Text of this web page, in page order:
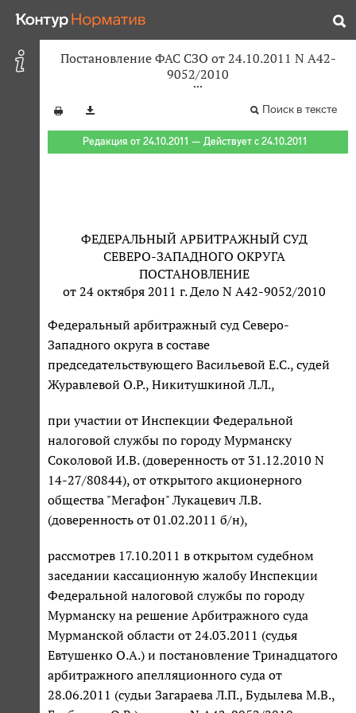
Постановление ФАС СЗО от 24.10.2011 N А42-
9052/2010
Поиск в тексте
Редакция от 24.10.2011 — Действует с 24.10.2011
ФЕДЕРАЛЬНЫЙ АРБИТРАЖНЫЙ СУД
СЕВЕРО-ЗАПАДНОГО ОКРУГА
ПОСТАНОВЛЕНИЕ
от 24 октября 2011 г. Дело N А42-9052/2010
Федеральный арбитражный суд Северо-
Западного округа в составе
председательствующего Васильевой Е.С., судей
Журавлевой О.Р., Никитушкиной Л.Л.,
при участии от Инспекции Федеральной
налоговой службы по городу Мурманску
Соколовой И.В. (доверенность от 31.12.2010 N
14-27/80844), от открытого акционерного
общества "Мегафон" Лукацевич Л.В.
(доверенность от 01.02.2011 б/н),
рассмотрев 17.10.2011 в открытом судебном
заседании кассационную жалобу Инспекции
Федеральной налоговой службы по городу
Мурманску на решение Арбитражного суда
Мурманской области от 24.03.2011 (судья
Евтушенко О.А.) и постановление Тринадцатого
арбитражного апелляционного суда от
28.06.2011 (судьи Загараева Л.П., Будылева М.В.,